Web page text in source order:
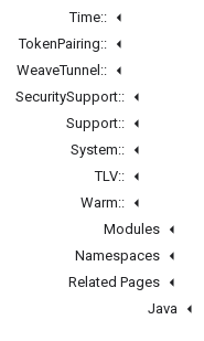
::
Time
::
TokenPairing
::
WeaveTunnel
::
SecuritySupport
::
Support
::
System
::
TLV
::
Warm
Modules
Namespaces
Related Pages
Java